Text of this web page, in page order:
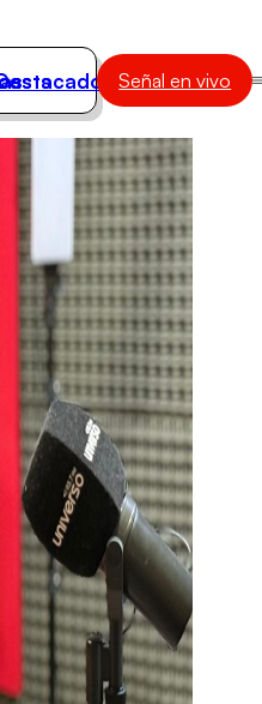
Señal en vivo